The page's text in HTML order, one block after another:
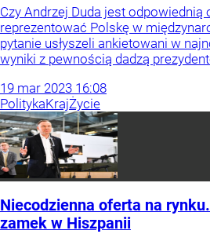
Czy Andrzej Duda jest odpowiednią
reprezentować Polskę w
pytanie usłyszeli ankietowani w
wyniki z pewnością dadzą
19 mar 2023 16:08
PolitykaKrajŻycie
Niecodzienna oferta na
zamek w Hiszpanii